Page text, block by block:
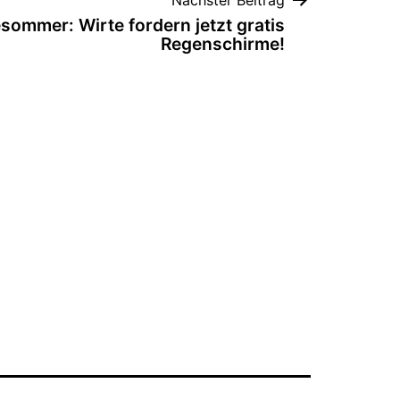
Wirte fordern jetzt gratis
Regenschirme!